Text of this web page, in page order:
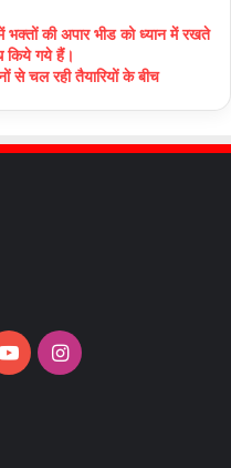
की अपार भीड को ध्यान में रखते
किये गये हैं।
चल रही तैयारियों के बीच
YouTubeInstagram